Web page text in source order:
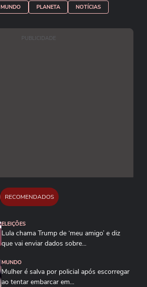
MUNDO PLANETA NOTÍCIAS
PUBLICIDADE
RECOMENDADOS
ELEIÇÕES
Lula chama Trump de ‘meu amigo’ e diz
que vai enviar dados sobre...
MUNDO
Mulher é salva por policial após escorregar
ao tentar embarcar em...